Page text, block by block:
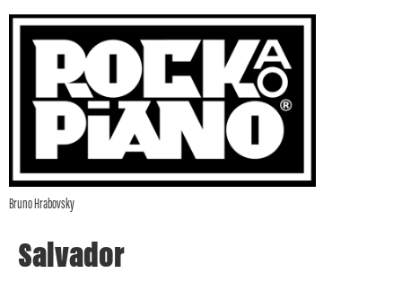
Bruno Hrabovsky
Salvador